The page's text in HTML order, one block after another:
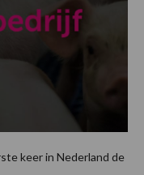
keer in Nederland de